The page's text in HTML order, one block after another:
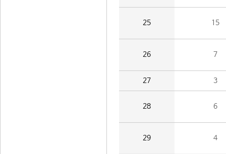
25 15
26 7
27 3
28 6
29 4